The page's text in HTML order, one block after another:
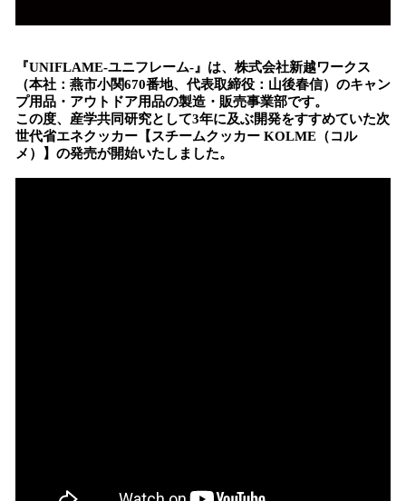
『UNIFLAME-ユニフレーム-』は、株式会社新越ワークス
（本社：燕市小関670番地、代表取締役：山後春信）のキャン
プ用品・アウトドア用品の製造・販売事業部です。
この度、産学共同研究として3年に及ぶ開発をすすめていた次
世代省エネクッカー【スチームクッカー KOLME（コル
メ）】の発売が開始いたしました。